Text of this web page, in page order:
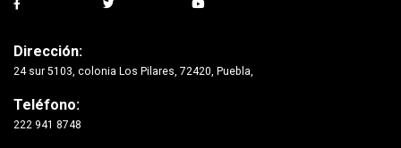
Dirección:
24 sur 5103, colonia Los Pilares, 72420, Puebla,
Teléfono:
222 941 8748